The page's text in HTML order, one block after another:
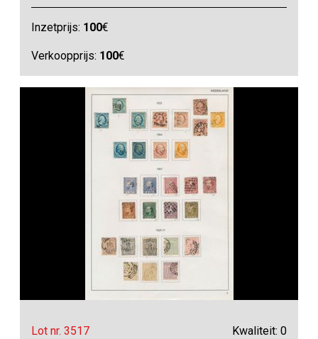
Inzetprijs: 100€
Verkoopprijs: 100€
Lot nr. 3517 Kwaliteit: 0